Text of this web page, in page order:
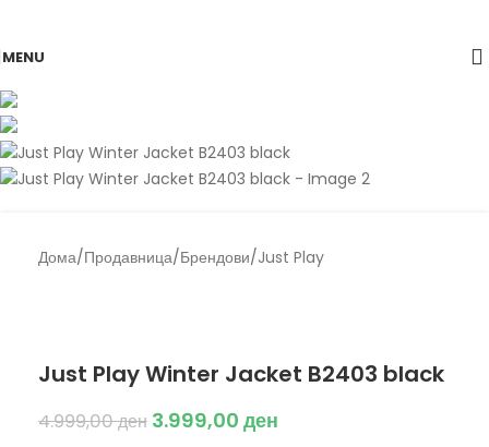
MENU
-20%
Дома/Продавница/Брендови/Just Play
Just Play Winter Jacket B2403 black
4.999,00ден 3.999,00 ден